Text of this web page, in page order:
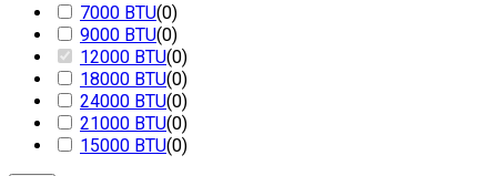
7000 BTU(0)
9000 BTU(0)
12000 BTU(0)
18000 BTU(0)
24000 BTU(0)
21000 BTU(0)
15000 BTU(0)